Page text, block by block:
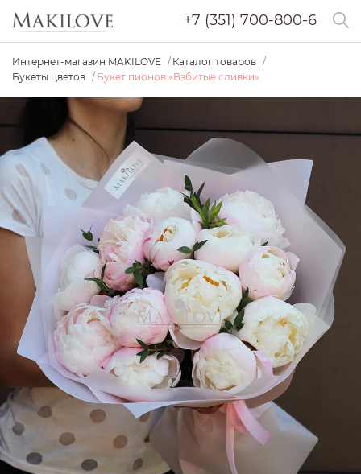
+7 (351) 700-800-6
Интернет-магазин MAKILOVE
Каталог товаров
Букеты цветов
Букет пионов «Взбитые сливки»